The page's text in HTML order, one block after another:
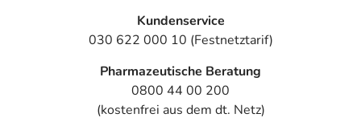
Kundenservice
030 622 000 10 (Festnetztarif)
Pharmazeutische Beratung
0800 44 00 200
(kostenfrei aus dem dt. Netz)